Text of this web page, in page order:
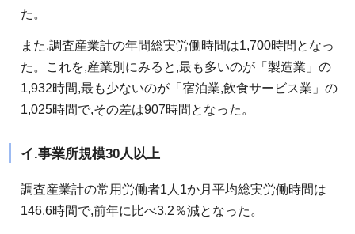
た。
また,調査産業計の年間総実労働時間は1,700時間となっ
た。これを,産業別にみると,最も多いのが「製造業」の
1,932時間,最も少ないのが「宿泊業,飲食サービス業」の
1,025時間で,その差は907時間となった。
イ.事業所規模30人以上
調査産業計の常用労働者1人1か月平均総実労働時間は
146.6時間で,前年に比べ3.2％減となった。